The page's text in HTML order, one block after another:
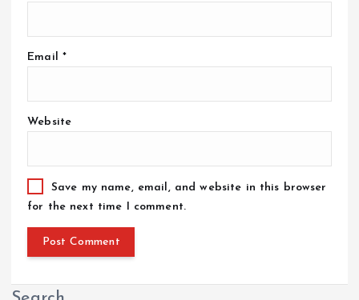
Email *
Website
Save my name, email, and website in this browser
for the next time I comment.